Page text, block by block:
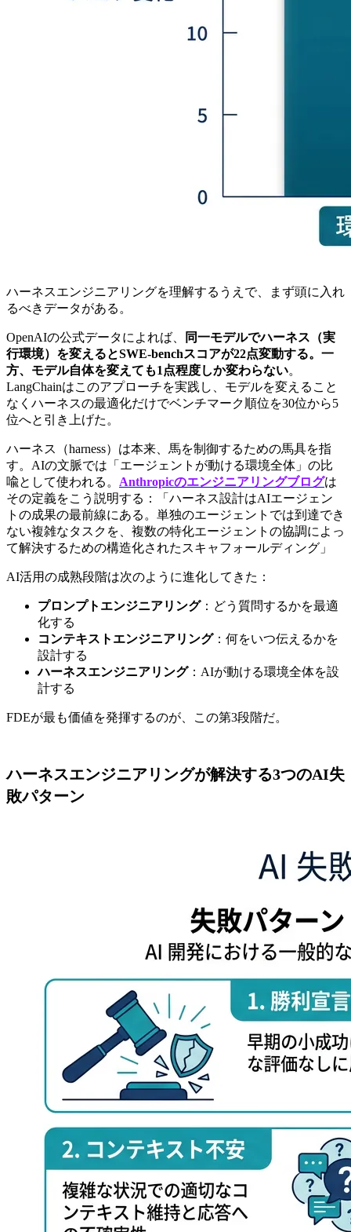
ハーネスエンジニアリングを理解するうえで、まず頭に入れ
るべきデータがある。
OpenAIの公式データによれば、
同一モデルでハーネス（実
行環境）を変えるとSWE-benchスコアが22点変動する。一
方、モデル自体を変えても1点程度しか変わらない。
LangChainはこのアプローチを実践し、モデルを変えること
なくハーネスの最適化だけでベンチマーク順位を30位から5
位へと引き上げた。
ハーネス（harness）は本来、馬を制御するための馬具を指
す。AIの文脈では「エージェントが動ける環境全体」の比
喩として使われる。 Anthropicのエンジニアリングブログは
その定義をこう説明する：「ハーネス設計はAIエージェン
トの成果の最前線にある。単独のエージェントでは到達でき
ない複雑なタスクを、複数の特化エージェントの協調によっ
て解決するための構造化されたスキャフォールディング」
AI活用の成熟段階は次のように進化してきた：
プロンプトエンジニアリング：どう質問するかを最適
化する
コンテキストエンジニアリング：何をいつ伝えるかを
設計する
ハーネスエンジニアリング：AIが動ける環境全体を設
計する
FDEが最も価値を発揮するのが、この第3段階だ。
ハーネスエンジニアリングが解決する3つのAI失
敗パターン